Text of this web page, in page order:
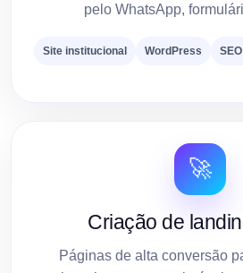
pelo WhatsApp,
Site institucional WordPress
🚀
Criação de
Páginas de alta conversão